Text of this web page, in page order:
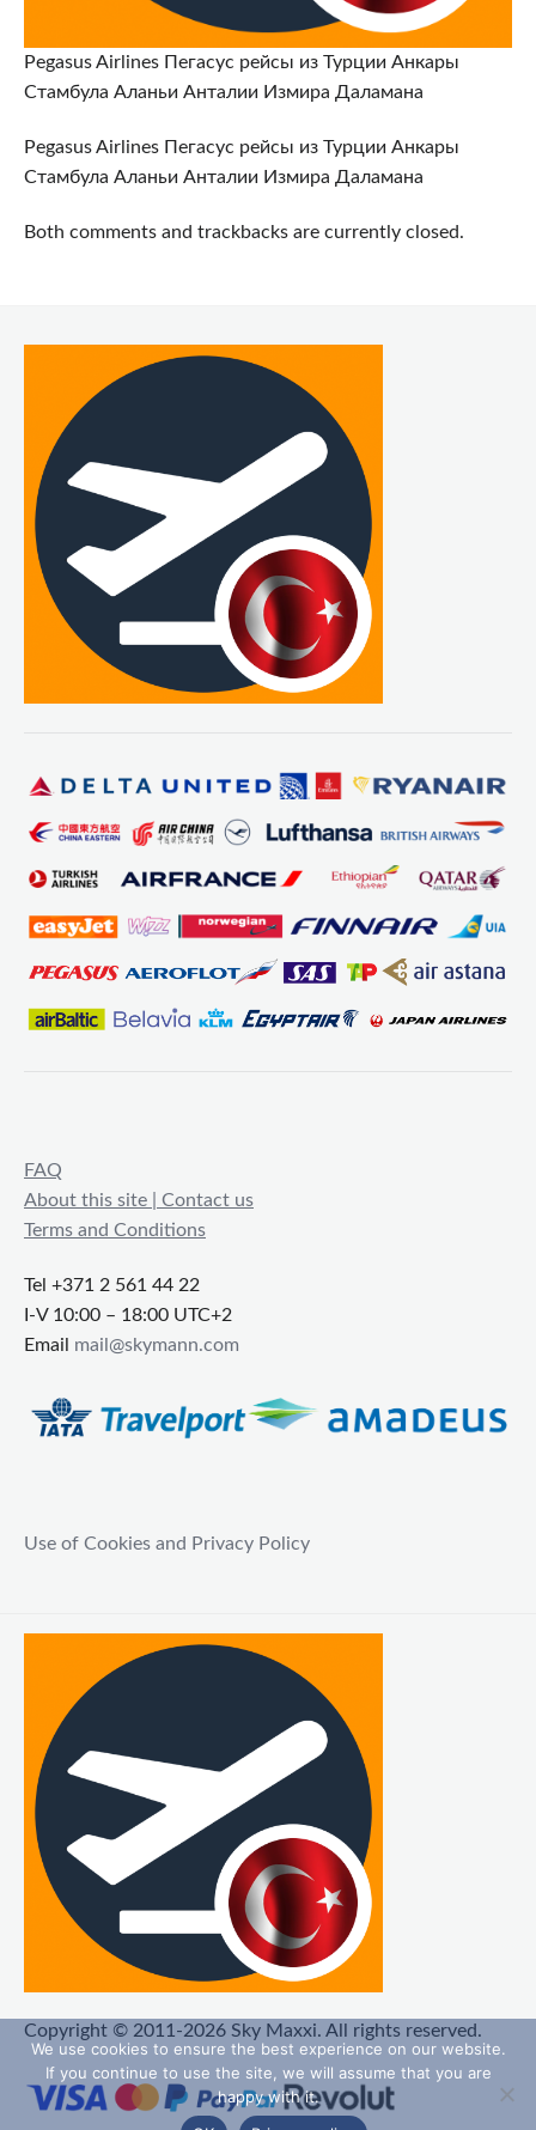
Pegasus Airlines Пегасус рейсы из Турции Анкары
Стамбула Аланьи Анталии Измира Даламана
Pegasus Airlines Пегасус рейсы из Турции Анкары
Стамбула Аланьи Анталии Измира Даламана
Both comments and trackbacks are currently closed.
FAQ
About this site | Contact us
Terms and Conditions
Tel +371 2 561 44 22
I-V 10:00 – 18:00 UTC+2
Email mail@skymann.com
Use of Cookies and Privacy Policy
Copyright © 2011-2026 Sky Maxxi. All rights reserved.
We use cookies to ensure the best experience on our website.
If you continue to use the site, we will assume that you are
happy with it.